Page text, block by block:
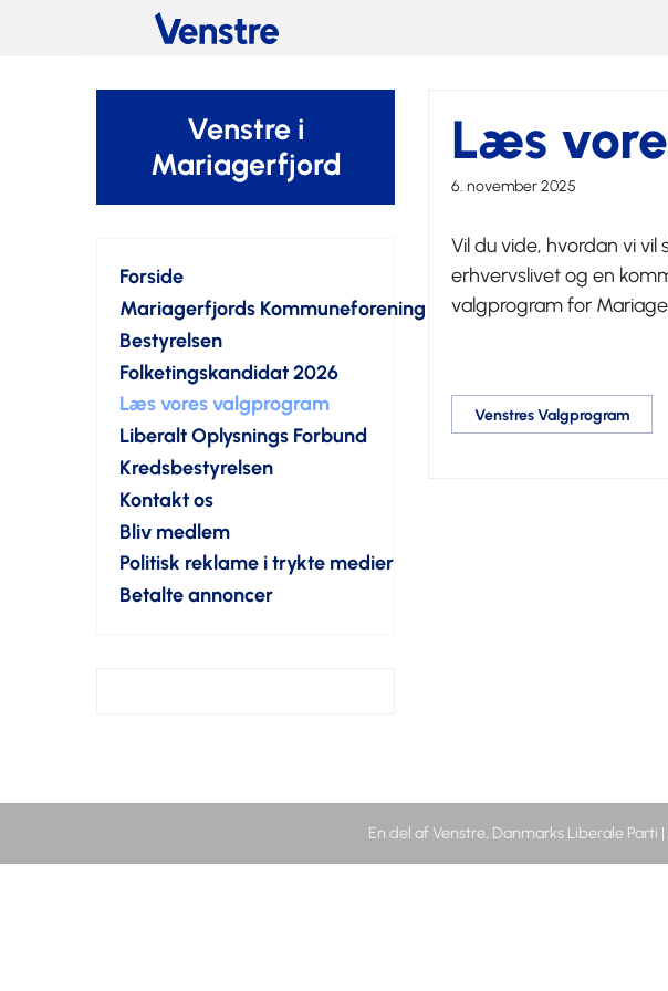
Venstre i
Mariagerfjord
Forside
Mariagerfjords Kommuneforening
Bestyrelsen
Folketingskandidat 2026
Læs vores valgprogram
Liberalt Oplysnings Forbund
Kredsbestyrelsen
Kontakt os
Bliv medlem
Politisk reklame i trykte medier
Betalte annoncer
Læs
6. november 2025
Vil du vide, hvordan vi
erhvervslivet og en
valgprogram for
Venstres Valgprogram
En del af Venstre, Danmarks Liberale Parti |